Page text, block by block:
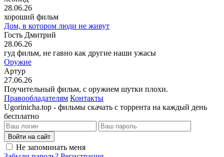
28.06.26
хороший фильм
Дом, в котором люди не живут
Гость Дмитрий
28.06.26
гуд фильм, не гавно как другие наши ужасы
Оружие
Артур
27.06.26
Поучительный фильм, с оружием шутки плохи.
Правообладателям Контакты
Ugorinicha.top - фильмы скачать с торрента на каждый день
бесплатно
Войти на сайт
Не запоминать меня